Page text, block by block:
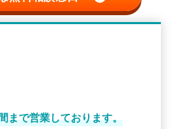
まで営業しております。